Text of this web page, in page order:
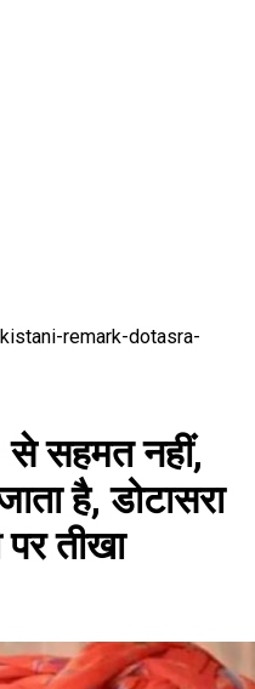
remark-dotasra-
सहमत नहीं,
है, डोटासरा
तीखा